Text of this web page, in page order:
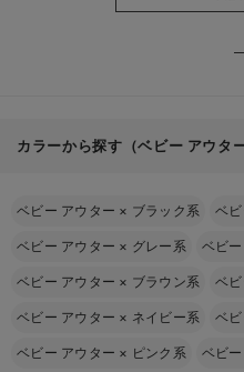
カラーから探す（ベビー アウター
ベビー アウター × ブラック系 ベ
ベビー アウター × グレー系 ベビ
ベビー アウター × ブラウン系 ベ
ベビー アウター × ネイビー系 ベ
ベビー アウター × ピンク系 ベビ